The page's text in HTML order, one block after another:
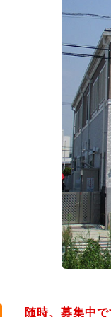
随時、募集中